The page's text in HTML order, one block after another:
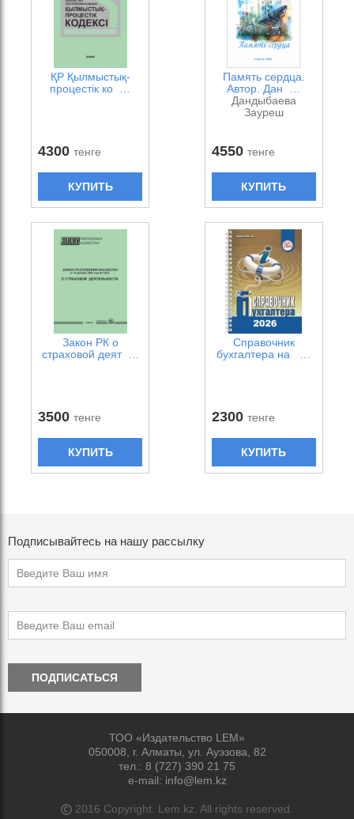
ҚР Қылмыстық-
процестік ко …
4300тенге
КУПИТЬ
Память сердца.
Автор. Дан …
Дандыбаева
Зауреш
4550 тенге
КУПИТЬ
Закон РК о
страховой деят …
3500тенге
КУПИТЬ
Справочник
бухгалтера на …
2300 тенге
КУПИТЬ
Подписывайтесь на нашу рассылку
ПОДПИСАТЬСЯ
ТОО «Издательство LEM»
050008, г. Алматы, ул. Ауэзова, 82
тел.: 8 (727) 390 21 75
e-mail: info@lem.kz
2016 Copyright. Lem.kz. All rights reserved.